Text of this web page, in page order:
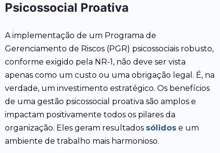
Psicossocial Proativa
A implementação de um Programa de
Gerenciamento de Riscos (PGR) psicossociais robusto,
conforme exigido pela NR-1, não deve ser vista
apenas como um custo ou uma obrigação legal. É, na
verdade, um investimento estratégico. Os benefícios
de uma gestão psicossocial proativa são amplos e
impactam positivamente todos os pilares da
organização. Eles geram resultados sólidos e um
ambiente de trabalho mais harmonioso.